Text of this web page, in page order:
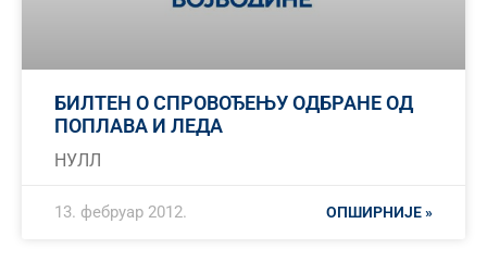
БИЛТЕН О СПРОВОЂЕЊУ ОДБРАНЕ ОД
ПОПЛАВА И ЛЕДА
НУЛЛ
ОПШИРНИЈЕ »
13. фебруар 2012.